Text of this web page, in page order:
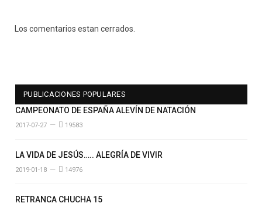
Los comentarios estan cerrados.
PUBLICACIONES POPULARES
CAMPEONATO DE ESPAÑA ALEVÍN DE NATACIÓN
2017-07-27 19583
LA VIDA DE JESÚS….. ALEGRÍA DE VIVIR
2019-01-18 14976
RETRANCA CHUCHA 15